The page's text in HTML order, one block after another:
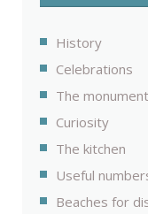
History
Celebrations
The
Curiosity
The kitchen
Useful
Beaches for